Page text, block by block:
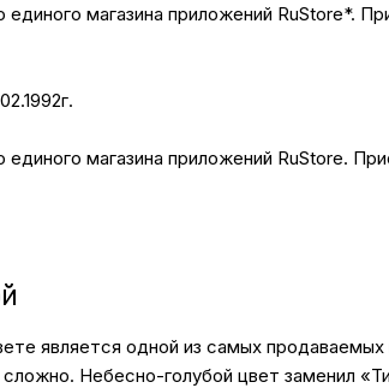
магазина приложений RuStore*.
магазина приложений RuStore.
является одной из самых
Небесно-голубой цвет заменил